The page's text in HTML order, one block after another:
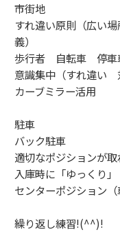
市街地
すれ違い原則（広い
義）
歩行者 自転車 停車
意識集中（すれ違い
カーブミラー活用
駐車
バック駐車
適切なポジションが取
入庫時に「ゆっくり
センターポジション（
繰り返し練習!(^^)!